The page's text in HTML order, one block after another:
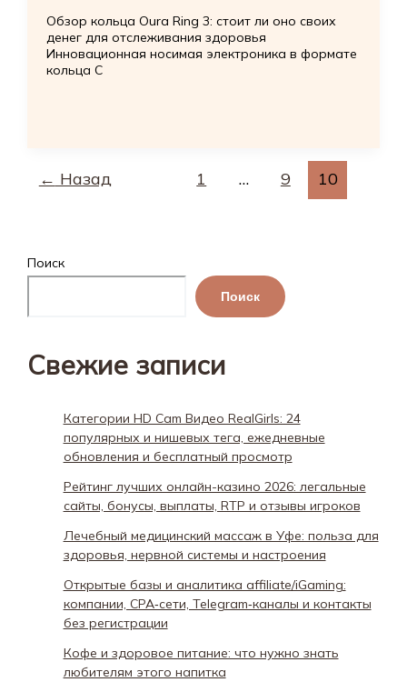
Обзор кольца Oura Ring 3: стоит ли оно своих
денег для отслеживания здоровья
Инновационная носимая электроника в формате
кольца С
← Назад 1 … 9 10
Поиск
Поиск
Свежие записи
Категории HD Cam Видео RealGirls: 24
популярных и нишевых тега, ежедневные
обновления и бесплатный просмотр
Рейтинг лучших онлайн-казино 2026: легальные
сайты, бонусы, выплаты, RTP и отзывы игроков
Лечебный медицинский массаж в Уфе: польза для
здоровья, нервной системы и настроения
Открытые базы и аналитика affiliate/iGaming:
компании, CPA‑сети, Telegram‑каналы и контакты
без регистрации
Кофе и здоровое питание: что нужно знать
любителям этого напитка